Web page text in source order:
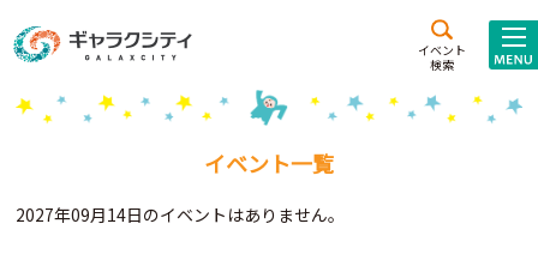
イベント
検索
施設案内
こども
西新井
施設･
イベント一覧
2027年09月14日のイベントはありません。